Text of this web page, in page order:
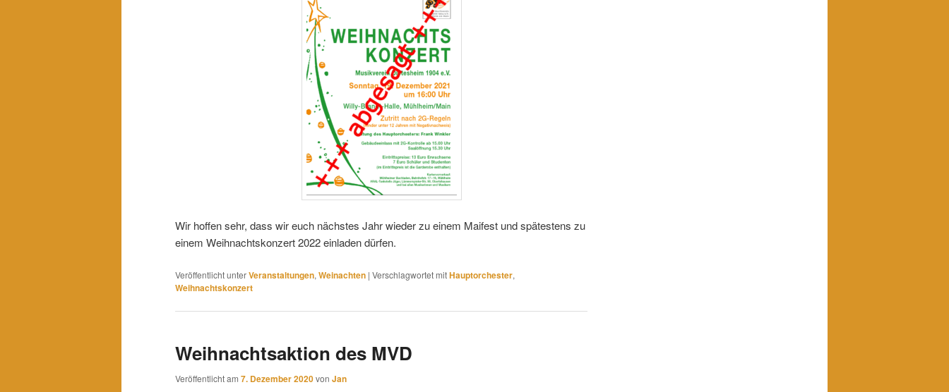
Wir hoffen sehr, dass wir euch nächstes Jahr wieder zu einem Maifest und spätestens zu
einem Weihnachtskonzert 2022 einladen dürfen.
Veröffentlicht unterVeranstaltungen, Weinachten | Verschlagwortet mitHauptorchester,
Weihnachtskonzert
Weihnachtsaktion des MVD
Veröffentlicht am 7. Dezember 2020von Jan